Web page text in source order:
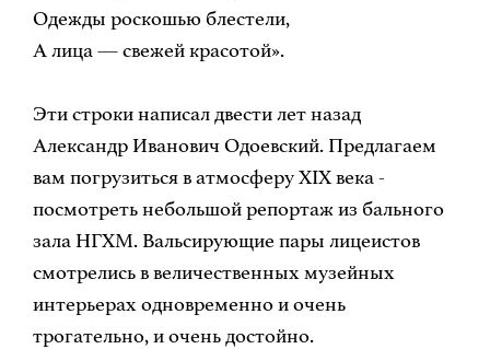
Одежды роскошью блестели,
А лица — свежей красотой».
Эти строки написал двести лет назад
Александр Иванович Одоевский. Предлагаем
вам погрузиться в атмосферу XIX века -
посмотреть небольшой репортаж из бального
зала НГХМ. Вальсирующие пары лицеистов
смотрелись в величественных музейных
интерьерах одновременно и очень
трогательно, и очень достойно.